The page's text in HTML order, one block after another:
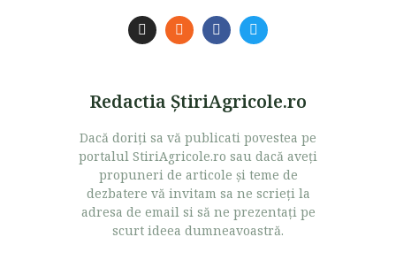
Redactia ŞtiriAgricole.ro
Dacă doriţi sa vă publicati povestea pe
portalul StiriAgricole.ro sau dacă aveţi
propuneri de articole şi teme de
dezbatere vă invitam sa ne scrieţi la
adresa de email si să ne prezentaţi pe
scurt ideea dumneavoastră.